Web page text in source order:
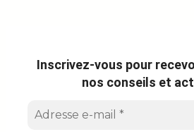
Inscrivez-vous pour
nos conseils et